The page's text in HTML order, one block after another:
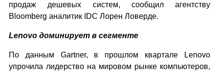
продаж дешевых систем, сообщил агентству
Bloomberg аналитик IDC Лорен Ловерде.
Lenovo доминирует в сегменте
По данным Gartner, в прошлом квартале Lenovo
упрочила лидерство на мировом рынке компьютеров,